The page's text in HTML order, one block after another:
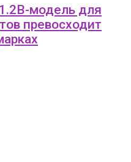
модель для
превосходит